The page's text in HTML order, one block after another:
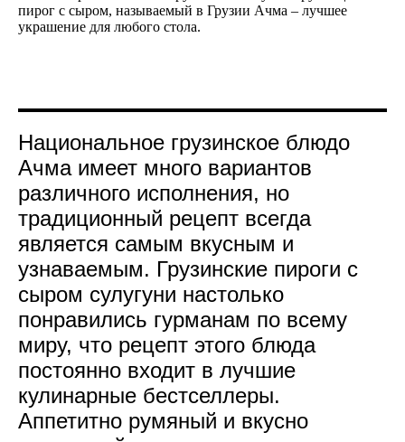
пирог с сыром, называемый в Грузии Ачма – лучшее
украшение для любого стола.
Национальное грузинское блюдо
Ачма имеет много вариантов
различного исполнения, но
традиционный рецепт всегда
является самым вкусным и
узнаваемым. Грузинские пироги с
сыром сулугуни настолько
понравились гурманам по всему
миру, что рецепт этого блюда
постоянно входит в лучшие
кулинарные бестселлеры.
Аппетитно румяный и вкусно